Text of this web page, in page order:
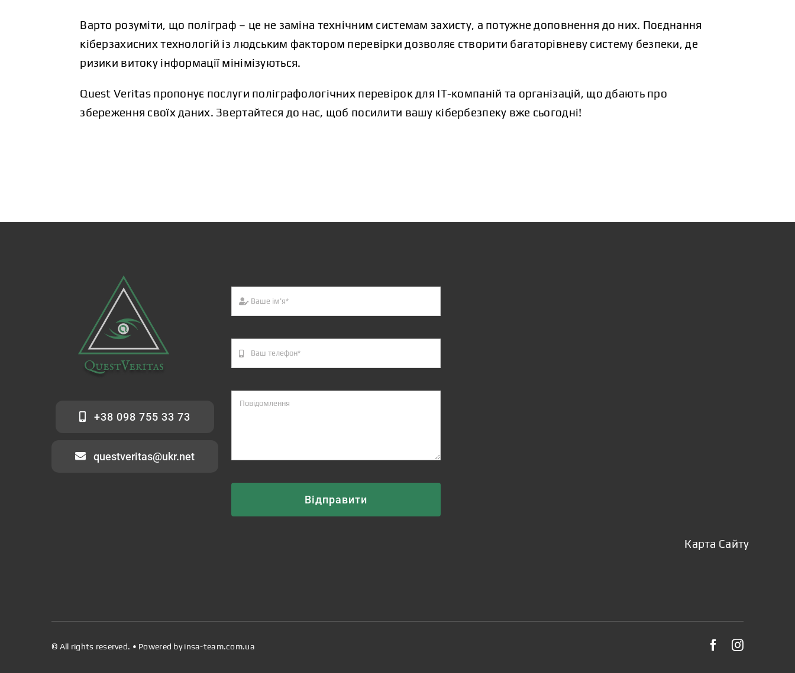
Варто розуміти, що поліграф – це не заміна технічним системам захисту, а потужне доповнення до них. Поєднання
кіберзахисних технологій із людським фактором перевірки дозволяє створити багаторівневу систему безпеки, де
ризики витоку інформації мінімізуються.
Quest Veritas пропонує послуги поліграфологічних перевірок для IT-компаній та організацій, що дбають про
збереження своїх даних. Звертайтеся до нас, щоб посилити вашу кібербезпеку вже сьогодні!
+38 098 755 33 73
questveritas@ukr.net
Відправити
Карта Сайту
© All rights reserved. • Powered byinsa-team.com.ua